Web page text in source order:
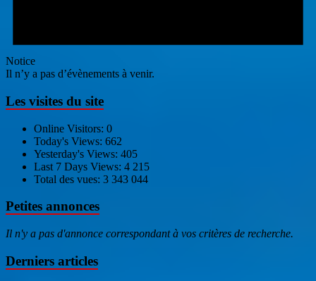
Notice
Il n’y a pas d’évènements à venir.
Les visites du site
Online Visitors: 0
Today's Views: 662
Yesterday's Views: 405
Last 7 Days Views: 4 215
Total des vues: 3 343 044
Petites annonces
Il n'y a pas d'annonce correspondant à vos critères de recherche.
Derniers articles